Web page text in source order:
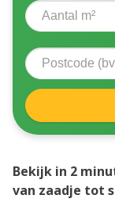
Bekijk in 2
van zaadje tot